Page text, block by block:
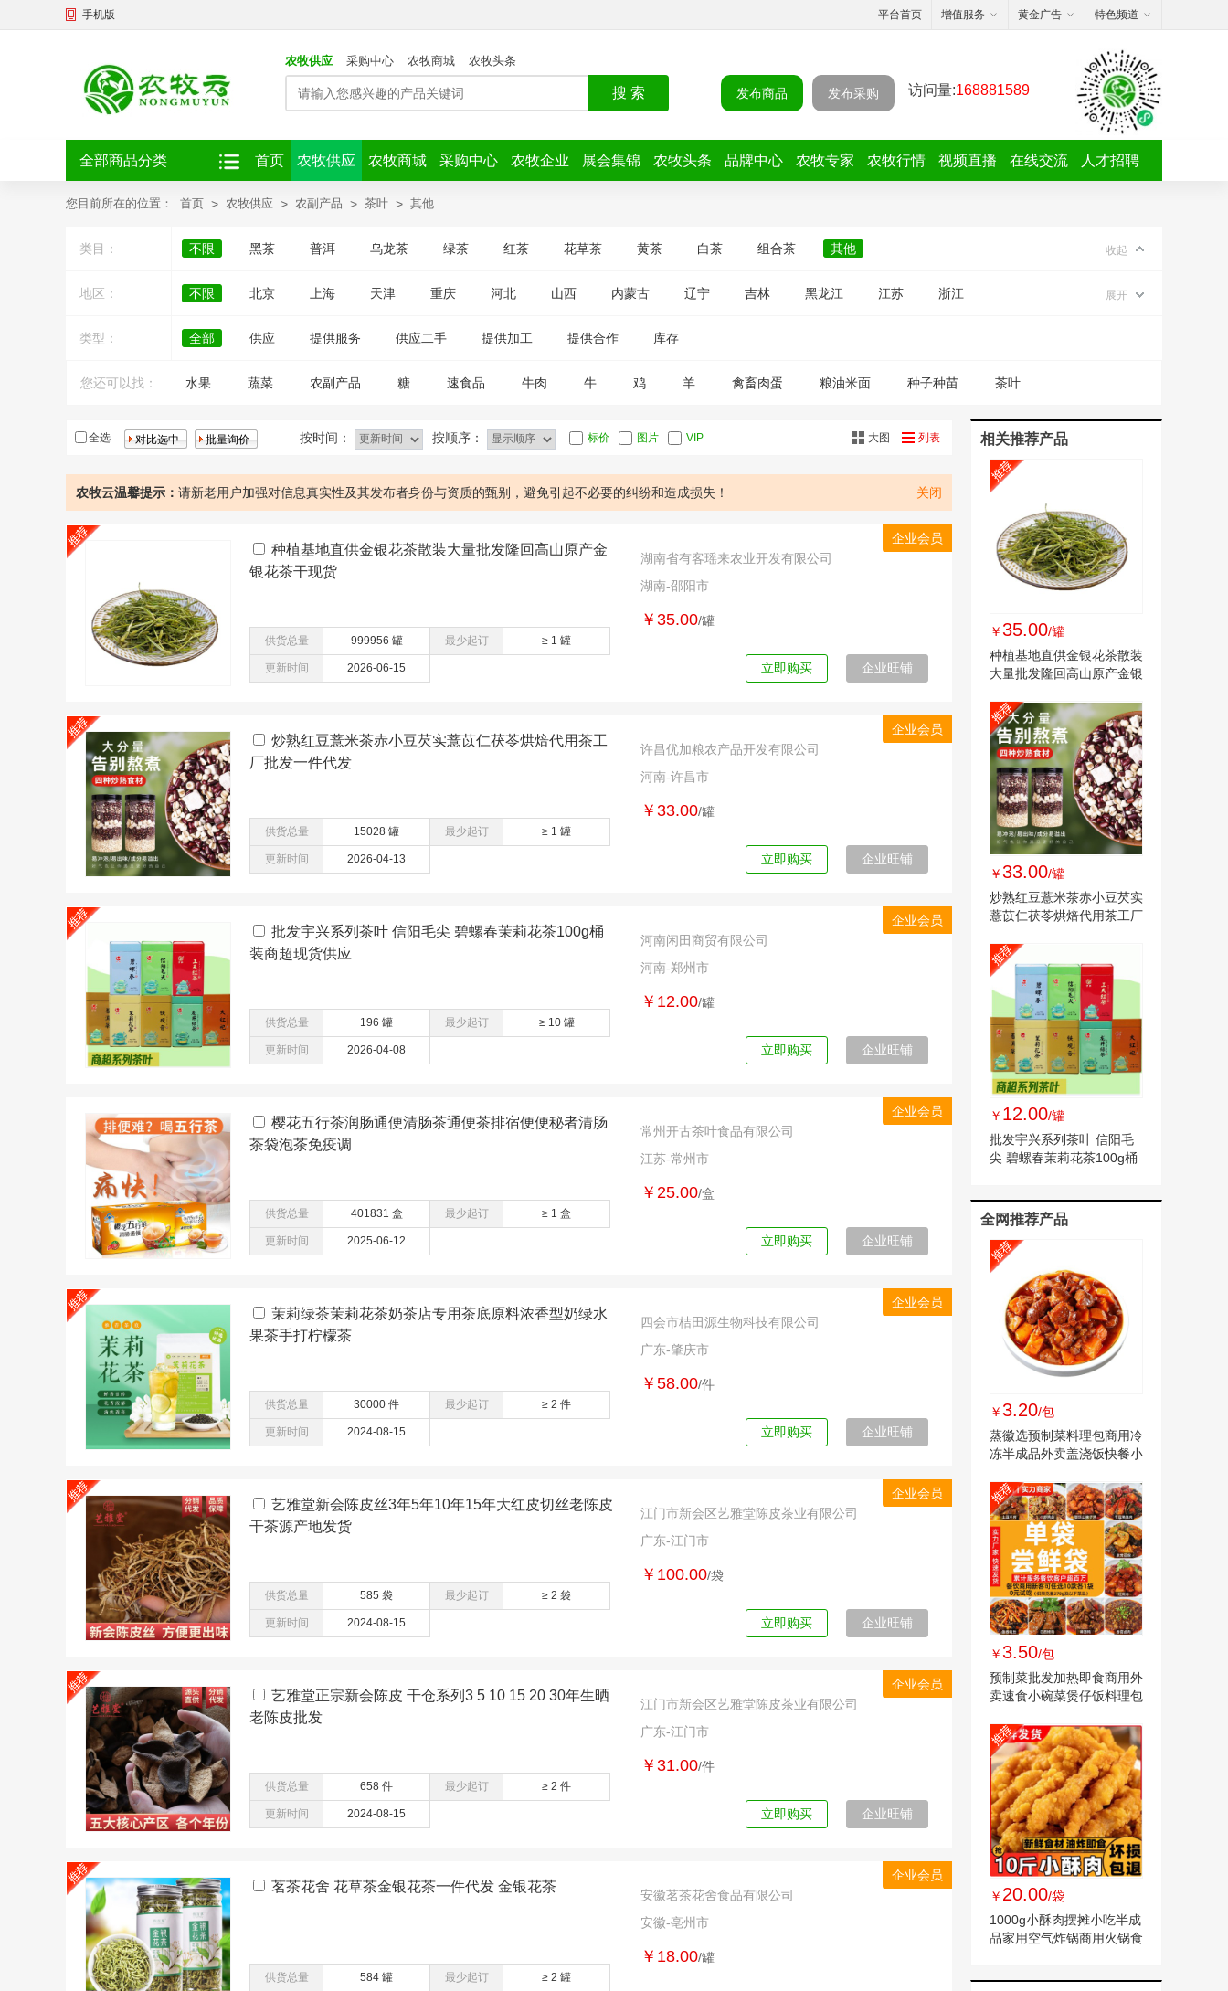
手机版 平台首页 增值服务 黄金广告 特色频道
农牧供应 采购中心 农牧商城 农牧头条
搜 索 访问量:168881589
发布采购
发布商品
全部商品分类 首页 农牧供应 农牧商城 采购中心 农牧企业 展会集锦 农牧头条 品牌中心 农牧专家 农牧行情 视频直播 在线交流 人才招聘
您目前所在的位置： 首页 > 农牧供应 > 农副产品 > 茶叶 > 其他
类目： 不限 黑茶 普洱 乌龙茶 绿茶 红茶 花草茶 黄茶 白茶 组合茶 其他 收起
地区： 不限 北京 上海 天津 重庆 河北 山西 内蒙古 辽宁 吉林 黑龙江 江苏 浙江 展开
类型： 全部 供应 提供服务 供应二手 提供加工 提供合作 库存
您还可以找： 水果 蔬菜 农副产品 糖 速食品 牛肉 牛 鸡 羊 禽畜肉蛋 粮油米面 种子种苗 茶叶
全选 按时间： 按顺序： 标价 图片 VIP 大图 列表
农牧云温馨提示： 请新老用户加强对信息真实性及其发布者身份与资质的甄别，避免引起不必要的纠纷和造成损失！ 关闭
￥35.00/罐
种植基地直供金银花茶散装大量批发隆回高山原产金
银花茶干现货
湖南省有客瑶来农业开发有限公司
湖南-邵阳市
企业会员
立即购买 企业旺铺
供货总量 999956 罐 最少起订 ≥ 1 罐
更新时间 2026-06-15
￥33.00/罐
炒熟红豆薏米茶赤小豆芡实薏苡仁茯苓烘焙代用茶工
厂批发一件代发
许昌优加粮农产品开发有限公司
河南-许昌市
企业会员
立即购买 企业旺铺
供货总量 15028 罐 最少起订 ≥ 1 罐
更新时间 2026-04-13
￥12.00/罐
批发宇兴系列茶叶 信阳毛尖 碧螺春茉莉花茶100g桶
装商超现货供应
河南闲田商贸有限公司
河南-郑州市
企业会员
立即购买 企业旺铺
供货总量 196 罐 最少起订 ≥ 10 罐
更新时间 2026-04-08
￥25.00/盒
樱花五行茶润肠通便清肠茶通便茶排宿便便秘者清肠
茶袋泡茶免疫调
常州开古茶叶食品有限公司
江苏-常州市
企业会员
立即购买 企业旺铺
供货总量 401831 盒 最少起订 ≥ 1 盒
更新时间 2025-06-12
￥58.00/件
茉莉绿茶茉莉花茶奶茶店专用茶底原料浓香型奶绿水
果茶手打柠檬茶
四会市桔田源生物科技有限公司
广东-肇庆市
企业会员
立即购买 企业旺铺
供货总量 30000 件 最少起订 ≥ 2 件
更新时间 2024-08-15
￥100.00/袋
艺雅堂新会陈皮丝3年5年10年15年大红皮切丝老陈皮
干茶源产地发货
江门市新会区艺雅堂陈皮茶业有限公司
广东-江门市
企业会员
立即购买 企业旺铺
供货总量 585 袋 最少起订 ≥ 2 袋
更新时间 2024-08-15
￥31.00/件
艺雅堂正宗新会陈皮 干仓系列3 5 10 15 20 30年生晒
老陈皮批发
江门市新会区艺雅堂陈皮茶业有限公司
广东-江门市
企业会员
立即购买 企业旺铺
供货总量 658 件 最少起订 ≥ 2 件
更新时间 2024-08-15
￥18.00/罐
茗茶花舍 花草茶金银花茶一件代发 金银花茶
安徽茗茶花舍食品有限公司
安徽-亳州市
企业会员
供货总量 584 罐 最少起订 ≥ 2 罐
相关推荐产品
￥35.00/罐
种植基地直供金银花茶散装
大量批发隆回高山原产金银
￥33.00/罐
炒熟红豆薏米茶赤小豆芡实
薏苡仁茯苓烘焙代用茶工厂
￥ 12.00/罐
批发宇兴系列茶叶 信阳毛
尖 碧螺春茉莉花茶100g桶
全网推荐产品
￥3.20/包
蒸徽选预制菜料理包商用冷
冻半成品外卖盖浇饭快餐小
￥3.50/包
预制菜批发加热即食商用外
卖速食小碗菜煲仔饭料理包
￥ 20.00/袋
1000g小酥肉摆摊小吃半成
品家用空气炸锅商用火锅食